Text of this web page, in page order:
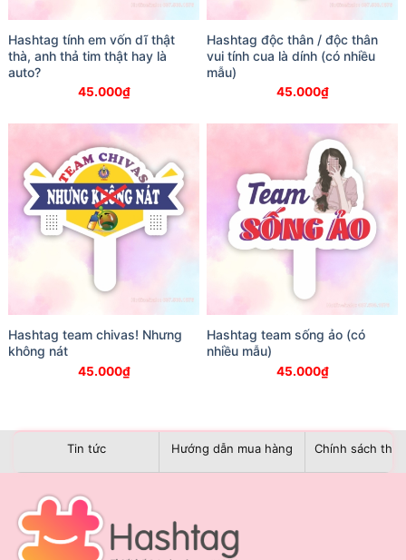
Hashtag tính em vốn dĩ thật
thà, anh thả tim thật hay là
auto?
45.000₫
Hashtag độc thân / độc thân
vui tính cua là dính (có nhiều
mẫu)
45.000₫
Hashtag team chivas! Nhưng
không nát
45.000₫
Hashtag team sống ảo (có
nhiều mẫu)
45.000₫
Tin tức Hướng dẫn mua hàng Chính sách